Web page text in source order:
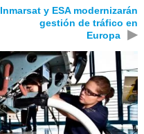
Inmarsat y ESA modernizarán
gestión de tráfico en
Europa
▶